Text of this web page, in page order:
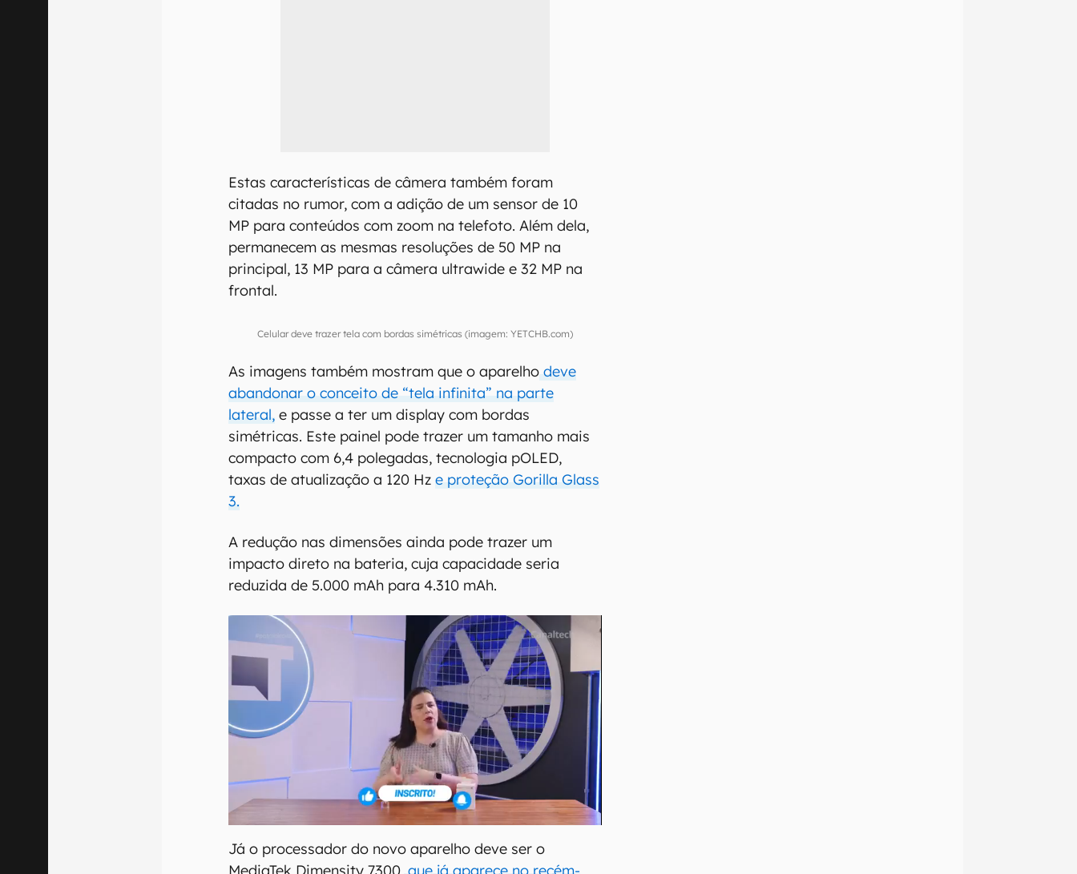
Estas características de câmera também foram
citadas no rumor, com a adição de um sensor de 10
MP para conteúdos com zoom na telefoto. Além dela,
permanecem as mesmas resoluções de 50 MP na
principal, 13 MP para a câmera ultrawide e 32 MP na
frontal.
Celular deve trazer tela com bordas simétricas (imagem: YETCHB.com)
As imagens também mostram que o aparelho deve
abandonar o conceito de “tela infinita” na parte
lateral, e passe a ter um display com bordas
simétricas. Este painel pode trazer um tamanho mais
compacto com 6,4 polegadas, tecnologia pOLED,
taxas de atualização a 120 Hze proteção Gorilla Glass
3.
A redução nas dimensões ainda pode trazer um
impacto direto na bateria, cuja capacidade seria
reduzida de 5.000 mAh para 4.310 mAh.
Já o processador do novo aparelho deve ser o
MediaTek Dimensity 7300, que já aparece no recém-